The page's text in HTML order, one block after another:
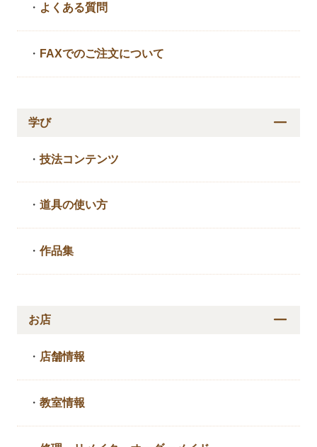
・ よくある質問
・ FAXでのご注文について
学び
・技法コンテンツ
・道具の使い方
・作品集
お店
・ 店舗情報
・教室情報